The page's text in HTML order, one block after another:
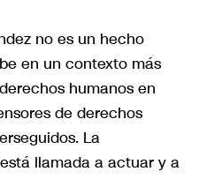
no es un hecho
en un contexto más
humanos en
de derechos
La
llamada a actuar y a